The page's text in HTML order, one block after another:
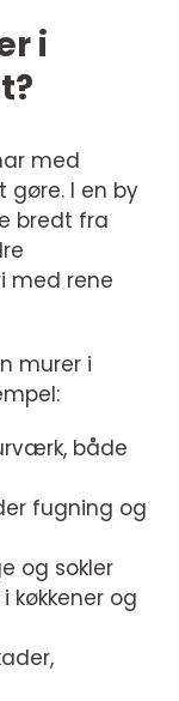
i
med
I en by
bredt fra
med rene
murer i
både
fugning og
og sokler
køkkener og